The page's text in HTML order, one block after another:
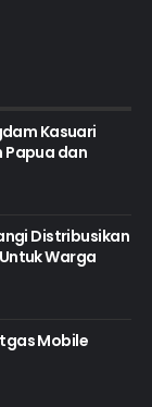
Kasuari
Papua dan
Distribusikan
Warga
Mobile